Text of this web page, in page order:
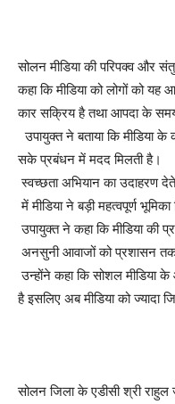
सोलन मीडिया की परिपक्व और
कहा कि मीडिया को लोगों को यह
कार सक्रिय है तथा आपदा के समय
उपायुक्त ने बताया कि मीडिया
सके प्रबंधन में मदद मिलती है।
स्वच्छता अभियान का उदाहरण
में मीडिया ने बड़ी महत्वपूर्ण भूमिका
उपायुक्त ने कहा कि मीडिया की
अनसुनी आवाजों को प्रशासन तक
उन्होंने कहा कि सोशल मीडिया
है इसलिए अब मीडिया को ज्यादा
सोलन जिला के एडीसी श्री